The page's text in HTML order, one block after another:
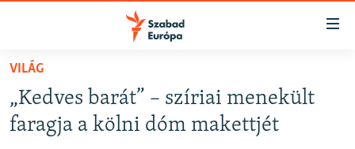
Akadálymentes
Ugrás
fő
oldalra
NAPIRENDEN
AKTUÁLIS
PODCASTOK
VILÁG
„Kedves barát” – szíriai menekült
faragja a kölni dóm makettjét